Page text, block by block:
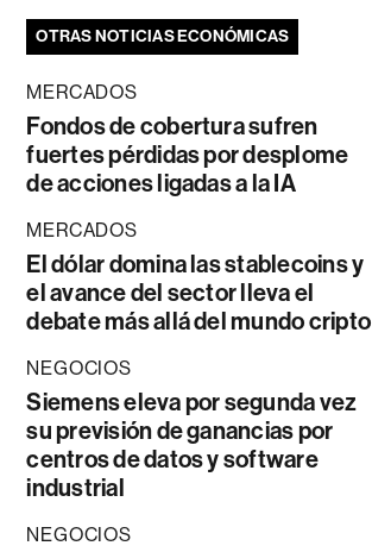
OTRAS NOTICIAS ECONÓMICAS
MERCADOS
Fondos de cobertura sufren
fuertes pérdidas por desplome
de acciones ligadas a la IA
MERCADOS
El dólar domina las stablecoins y
el avance del sector lleva el
debate más allá del mundo cripto
NEGOCIOS
Siemens eleva por segunda vez
su previsión de ganancias por
centros de datos y software
industrial
NEGOCIOS